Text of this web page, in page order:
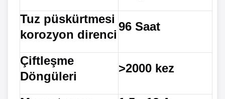
Tuz püskürtmesi
korozyon direnci
96 Saat
Çiftleşme
Döngüleri
>2000 kez